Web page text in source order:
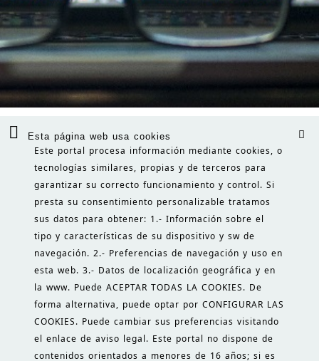
Esta página web usa cookies
Este portal procesa información mediante cookies, o
tecnologías similares, propias y de terceros para
garantizar su correcto funcionamiento y control. Si
presta su consentimiento personalizable tratamos
sus datos para obtener: 1.- Información sobre el
tipo y características de su dispositivo y sw de
navegación. 2.- Preferencias de navegación y uso en
esta web. 3.- Datos de localización geográfica y en
la www. Puede ACEPTAR TODAS LA COOKIES. De
forma alternativa, puede optar por CONFIGURAR LAS
COOKIES. Puede cambiar sus preferencias visitando
el enlace de aviso legal. Este portal no dispone de
contenidos orientados a menores de 16 años; si es
DESARROLLO WEB
desarrollo web flexible y de gran
capacidad para lograr el sw de gestión
que necesitas.
ver
CONTACTO
INFO LEGAL
fotos Pexels||iconos 8